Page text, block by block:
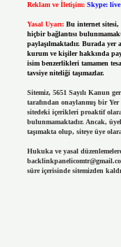
Reklam ve İletişim: Skype:
Yasal Uyarı: Bu internet
hiçbir bağlantısı
paylaşılmaktadır. Burada yer
kurum ve kişiler hakkında
isim benzerlikleri tamamen
tavsiye niteliği taşımazlar.
Sitemiz, 5651 Sayılı Kanun
tarafından onaylanmış bir
sitedeki içerikleri proaktif
bulunmamaktadır. Ancak,
taşımakta olup, siteye üye
Hukuka ve yasal
süre içerisinde sitemizden